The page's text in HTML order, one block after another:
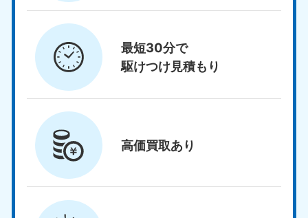
最短30分で
駆けつけ見積もり
高価買取あり